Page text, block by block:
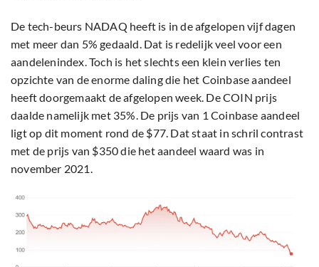
De tech-beurs NADAQ heeft is in de afgelopen vijf dagen
met meer dan 5% gedaald. Dat is redelijk veel voor een
aandelenindex. Toch is het slechts een klein verlies ten
opzichte van de enorme daling die het Coinbase aandeel
heeft doorgemaakt de afgelopen week. De COIN prijs
daalde namelijk met 35%. De prijs van 1 Coinbase aandeel
ligt op dit moment rond de $77. Dat staat in schril contrast
met de prijs van $350 die het aandeel waard was in
november 2021.